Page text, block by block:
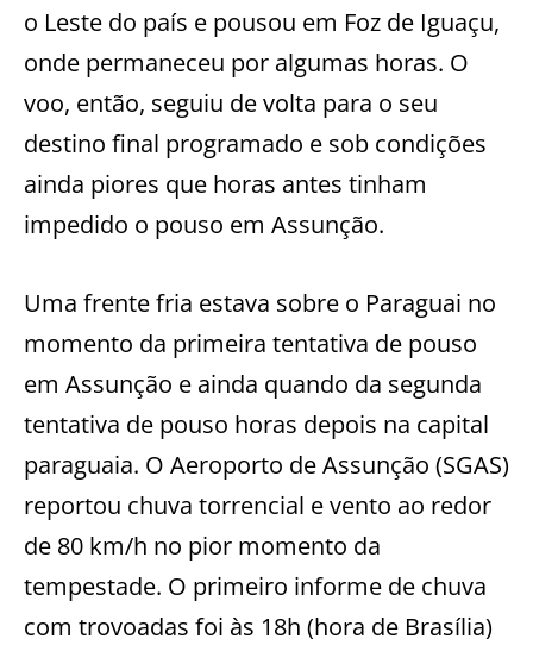
o Leste do país e pousou em Foz de Iguaçu,
onde permaneceu por algumas horas. O
voo, então, seguiu de volta para o seu
destino final programado e sob condições
ainda piores que horas antes tinham
impedido o pouso em Assunção.
Uma frente fria estava sobre o Paraguai no
momento da primeira tentativa de pouso
em Assunção e ainda quando da segunda
tentativa de pouso horas depois na capital
paraguaia. O Aeroporto de Assunção (SGAS)
reportou chuva torrencial e vento ao redor
de 80 km/h no pior momento da
tempestade. O primeiro informe de chuva
com trovoadas foi às 18h (hora de Brasília)